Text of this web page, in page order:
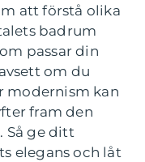
att förstå olika
badrum
passar din
om du
modernism kan
fram den
Så ge ditt
elegans och låt